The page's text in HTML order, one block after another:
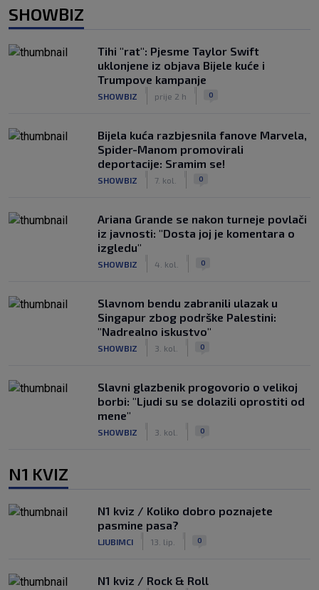
SHOWBIZ
Tihi "rat": Pjesme Taylor Swift
uklonjene iz objava Bijele kuće i
Trumpove kampanje
SHOWBIZ prije 2 h 0
Bijela kuća razbjesnila fanove Marvela,
Spider-Manom promovirali
deportacije: Sramim se!
SHOWBIZ 7. kol. 0
Ariana Grande se nakon turneje povlači
iz javnosti: "Dosta joj je komentara o
izgledu"
SHOWBIZ 4. kol. 0
Slavnom bendu zabranili ulazak u
Singapur zbog podrške Palestini:
"Nadrealno iskustvo"
SHOWBIZ 3. kol. 0
Slavni glazbenik progovorio o velikoj
borbi: "Ljudi su se dolazili oprostiti od
mene"
SHOWBIZ 3. kol. 0
N1 KVIZ
N1 kviz / Koliko dobro poznajete
pasmine pasa?
LJUBIMCI 13. lip. 0
N1 kviz / Rock & Roll